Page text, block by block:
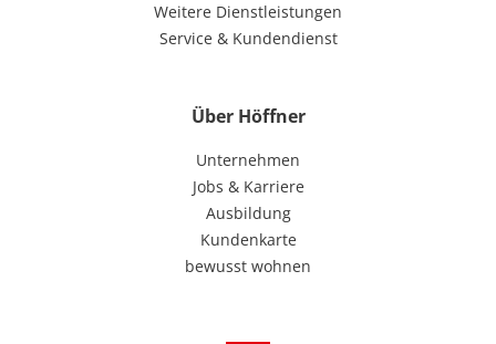
Weitere Dienstleistungen
Service & Kundendienst
Über Höffner
Unternehmen
Jobs & Karriere
Ausbildung
Kundenkarte
bewusst wohnen